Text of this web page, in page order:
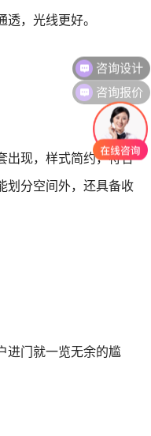
，光线更好。
现， 样式简约，符合
划分空间外，还具备收
门就一览无余的尴
咨询报价